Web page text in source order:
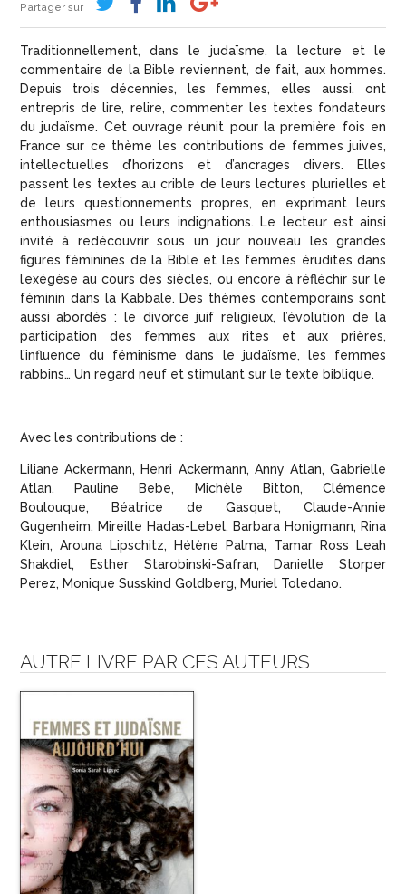
Partager sur
Traditionnellement, dans le judaïsme, la lecture et le
commentaire de la Bible reviennent, de fait, aux hommes.
Depuis trois décennies, les femmes, elles aussi, ont
entrepris de lire, relire, commenter les textes fondateurs
du judaïsme. Cet ouvrage réunit pour la première fois en
France sur ce thème les contributions de femmes juives,
intellectuelles d’horizons et d’ancrages divers. Elles
passent les textes au crible de leurs lectures plurielles et
de leurs questionnements propres, en exprimant leurs
enthousiasmes ou leurs indignations. Le lecteur est ainsi
invité à redécouvrir sous un jour nouveau les grandes
figures féminines de la Bible et les femmes érudites dans
l’exégèse au cours des siècles, ou encore à réfléchir sur le
féminin dans la Kabbale. Des thèmes contemporains sont
aussi abordés : le divorce juif religieux, l’évolution de la
participation des femmes aux rites et aux prières,
l’influence du féminisme dans le judaïsme, les femmes
rabbins… Un regard neuf et stimulant sur le texte biblique.
Avec les contributions de :
Liliane Ackermann, Henri Ackermann, Anny Atlan, Gabrielle
Atlan, Pauline Bebe,
Michèle Bitton, Clémence
Boulouque, Béatrice de Gasquet, Claude-Annie
Gugenheim, Mireille Hadas-Lebel, Barbara Honigmann, Rina
Klein, Arouna Lipschitz, Hélène Palma, Tamar Ross Leah
Shakdiel, Esther Starobinski-Safran, Danielle Storper
Perez, Monique Susskind Goldberg, Muriel Toledano.
AUTRE LIVRE PAR CES AUTEURS